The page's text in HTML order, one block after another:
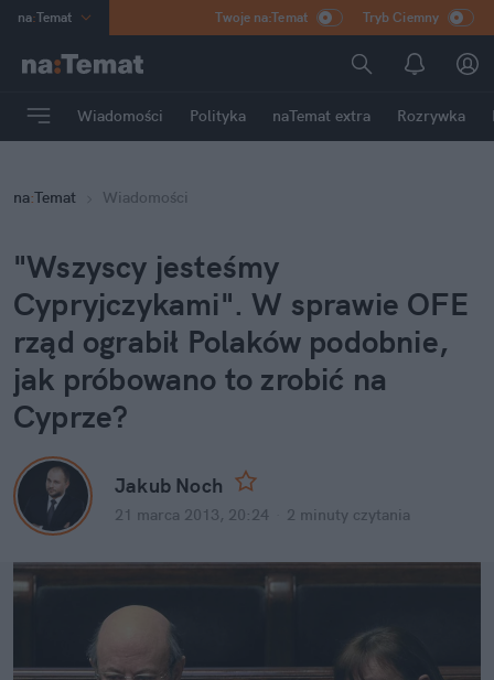
na:Temat
Poland
mama
Rozrywka
Twoje na:Temat Tryb Ciemny
Wiadomości Polityka naTemat extra Rozrywka
na:Temat Wiadomości
"Wszyscy jesteśmy
Cypryjczykami". W sprawie OFE
rząd ograbił Polaków podobnie,
jak próbowano to zrobić na
Cyprze?
Jakub Noch
21 marca 2013, 20:24 2 minuty czytania